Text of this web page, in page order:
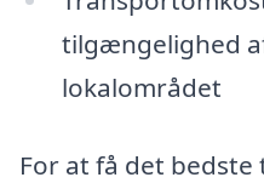
tilgængelighed
lokalområdet
For at få det